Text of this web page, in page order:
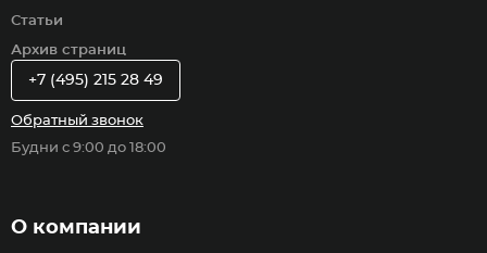
Статьи
Архив страниц
О компании
+7 (495) 215 28 49
Обратный звонок
Будни с 9:00 до 18:00